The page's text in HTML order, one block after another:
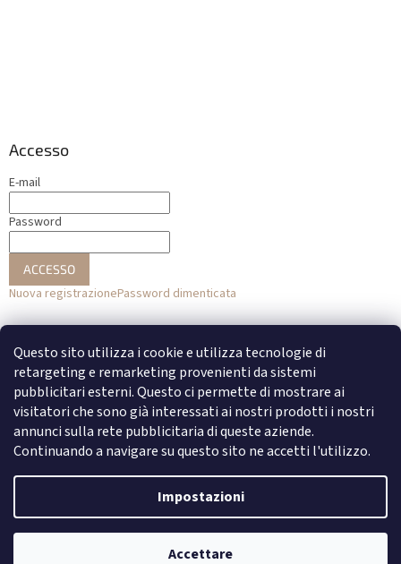
Questo sito utilizza i cookie e utilizza tecnologie di
retargeting e remarketing provenienti da sistemi
pubblicitari esterni. Questo ci permette di mostrare ai
visitatori che sono già interessati ai nostri prodotti i nostri
annunci sulla rete pubblicitaria di queste aziende.
Continuando a navigare su questo sito ne accetti l'utilizzo.
Impostazioni
Accettare
Accesso
E-mail
Password
ACCESSO
Nuova registrazionePassword dimenticata
o
Accesso con Facebook
Accesso con Google
Copyright 2026DENATO. Tutti i diritti riservati.Modifica delle
impostazioni dei cookie